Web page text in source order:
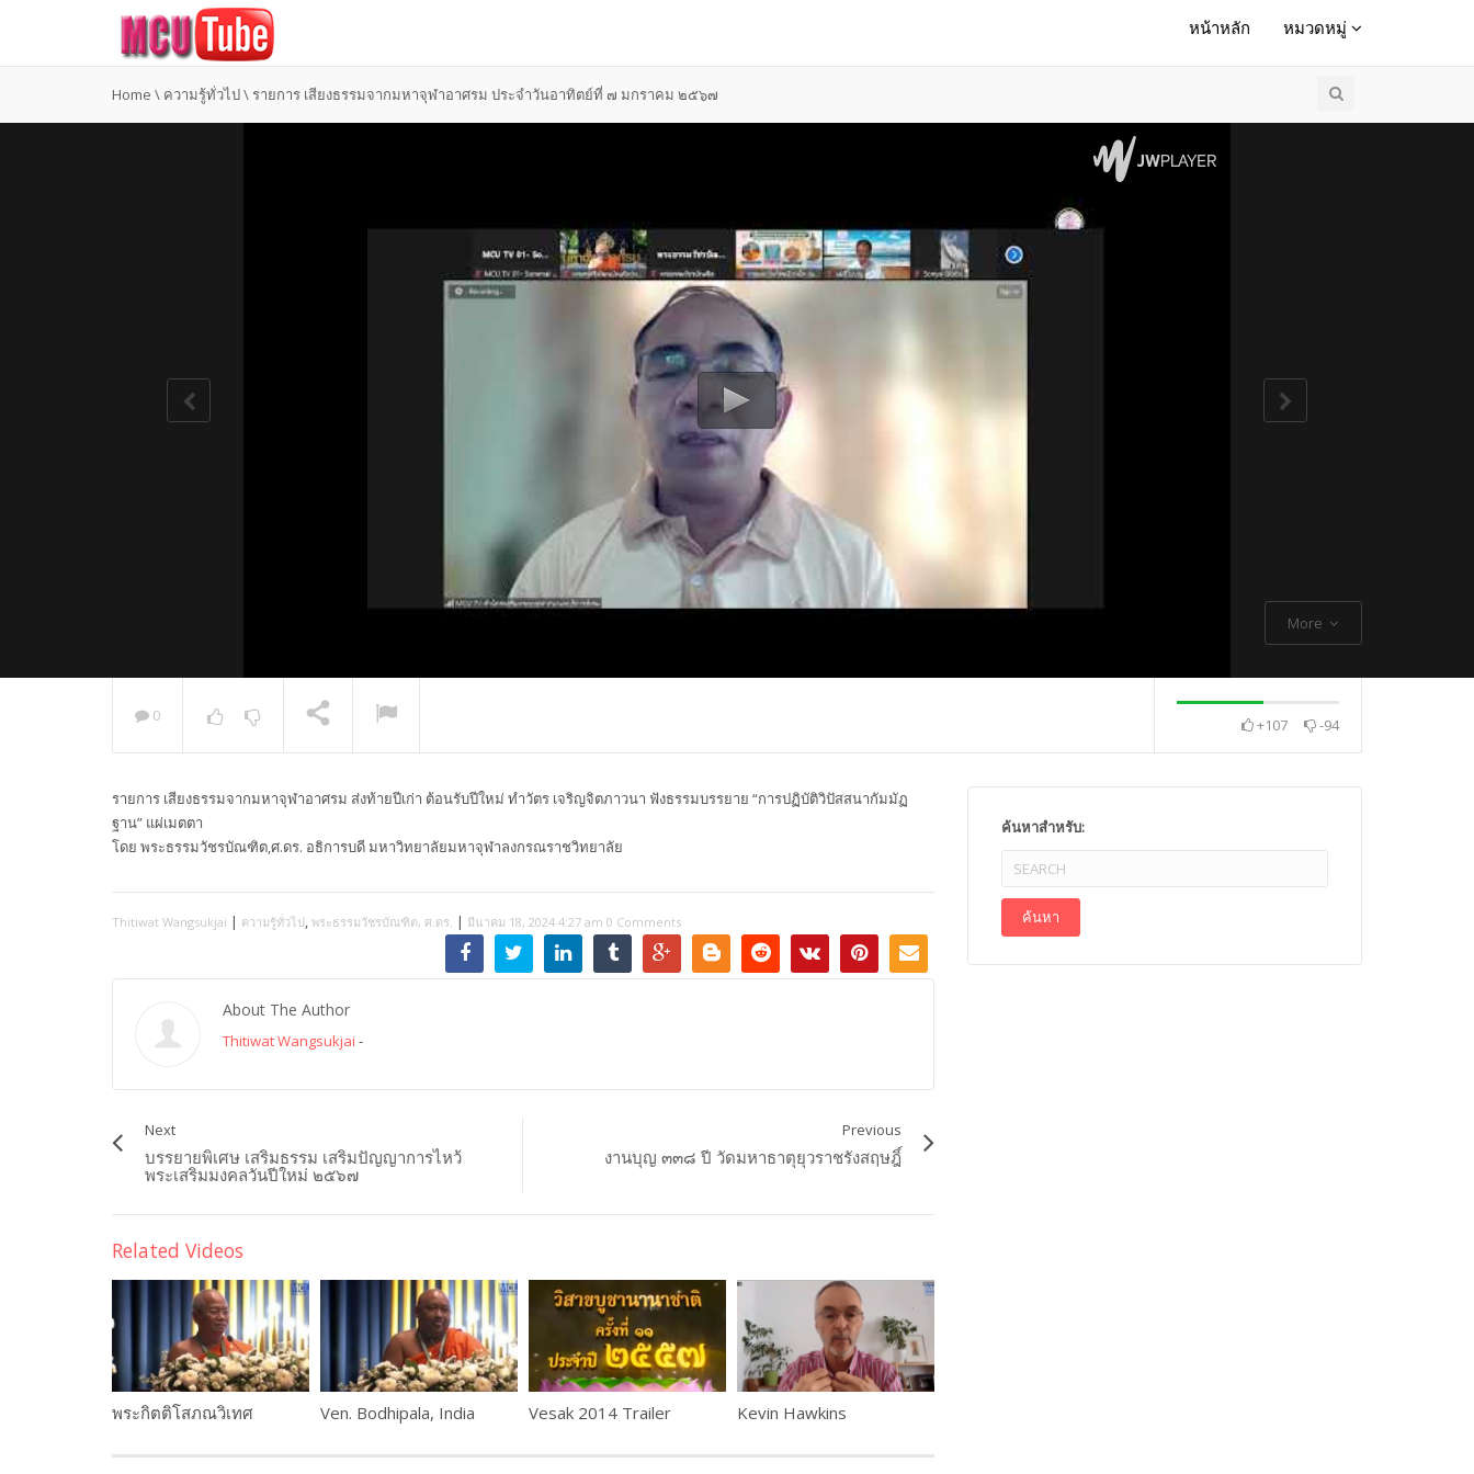
หน้าหลัก หมวดหมู่
Home \ ความรู้ทั่วไป\รายการ เสียงธรรมจากมหาจุฬาอาศรม ประจำวันอาทิตย์ที่ ๗ มกราคม ๒๕๖๗
More
NOW PLAYING
กล่าวแสดงความยินดี
ความยินดี
Most Ven Dr. Thch Quang
Ba, Australia
0 +107 -94
รายการ เสียงธรรมจากมหาจุฬาอาศรม ส่งท้ายปีเก่า ต้อนรับปีใหม่ ทำวัตร เจริญจิตภาวนา ฟังธรรมบรรยาย “การปฏิบัติวิปัสสนากัมมัฏ
ฐาน” แผ่เมตตา
โดย พระธรรมวัชรบัณฑิต,ศ.ดร. อธิการบดี มหาวิทยาลัยมหาจุฬาลงกรณราชวิทยาลัย
Thitiwat Wangsukjai | ความรู้ทั่วไป, พระธรรมวัชรบัณฑิต, ศ.ดร. | มีนาคม 18, 2024 4:27 am 0 Comments
About The Author
Thitiwat Wangsukjai -
Next
บรรยายพิเศษ เสริมธรรม เสริมปัญญาการไหว้
พระเสริมมงคลวันปีใหม่ ๒๕๖๗
Previous
งานบุญ ๓๓๘ ปี วัดมหาธาตุยุวราชรังสฤษฎิ์
Related Videos
พระกิตติโสภณวิเทศ Ven. Bodhipala, India Vesak 2014 Trailer Kevin Hawkins
ค้นหาสำหรับ: